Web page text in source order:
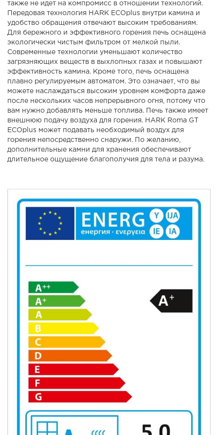
также не идет на компромисс в отношении технологий.
Передовая технология HARK ECOplus внутри камина и
удобство обращения отвечают высоким требованиям.
Для бережного и эффективного горения печь оснащена
экологически чистым фильтром от мелкой пыли.
Современные технологии уменьшают количество
загрязняющих веществ в выхлопных газах и повышают
эффективность камина. Кроме того, печь оснащена
плавно регулируемым автоматом. Это означает, что вы
можете наслаждаться высоким уровнем комфорта даже
после нескольких часов непрерывного огня, потому что
вам нужно добавлять меньше топлива. Печь также имеет
внешнюю подачу воздуха для горения. HARK Roma GT
ECOplus может подавать необходимый воздух для
горения непосредственно снаружи. По желанию,
дополнительные камни для хранения обеспечивают
длительное ощущение благополучия для тела и разума.